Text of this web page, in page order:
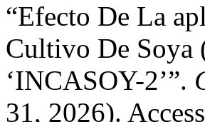
“Efecto De La
Cultivo De Soya
‘INCASOY-2’”.
31, 2026).